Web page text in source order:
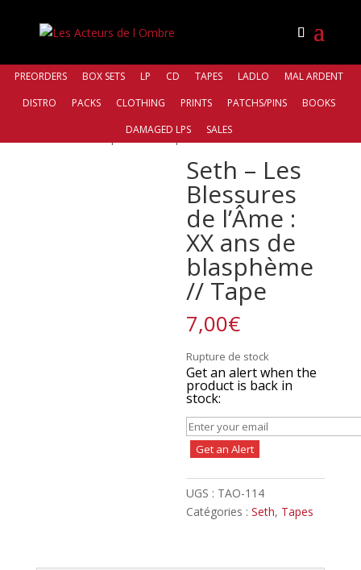
PREORDERS BOX SETS LP CD TAPES LADLO
MAL ARDENT
DISTRO
PACKS CLOTHING PRINTS PATCHS/PINS
BOOKS
DAMAGED LPS
SALES
XX ans de blasphème // Tape
Seth – Les
Blessures
de l’Âme :
XX ans de
blasphème
// Tape
7,00€
Rupture de stock
Get an alert when the
product is back in
stock:
Get an Alert
UGS : TAO-114
Catégories :Seth, Tapes